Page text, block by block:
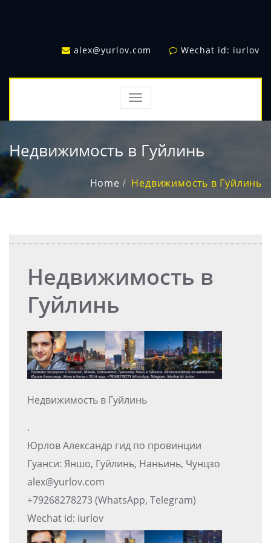
alex@yurlov.com Wechat id: iurlov
TOGGLE
NAVIGATION
Недвижимость в Гуйлинь
Home Недвижимость в Гуйлинь
Недвижимость в
Гуйлинь
Недвижимость в Гуйлинь
.
Юрлов Александр гид по провинции
Гуанси: Яншо, Гуйлинь, Наньинь, Чунцзо
alex@yurlov.com
+79268278273 (WhatsApp, Telegram)
Wechat id: iurlov